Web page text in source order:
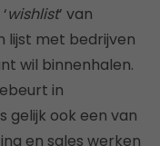
wishlist’ van
lijst met bedrijven
wil binnenhalen.
in
gelijk ook een van
en sales werken